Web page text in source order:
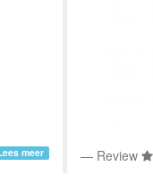
meer Review